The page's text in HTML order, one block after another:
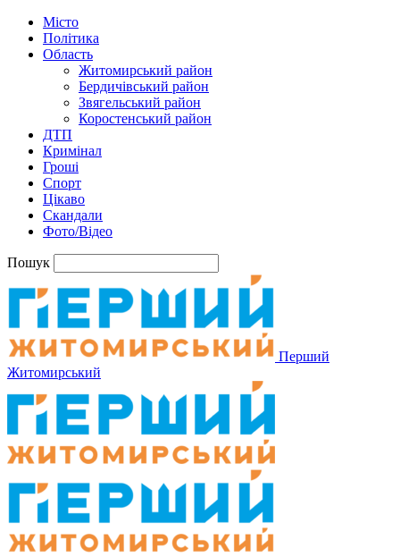
Місто
Політика
Область
Житомирський район
Бердичівський район
Звягельський район
Коростенський район
ДТП
Кримінал
Гроші
Спорт
Цікаво
Скандали
Фото/Відео
Пошук
Перший
Житомирський